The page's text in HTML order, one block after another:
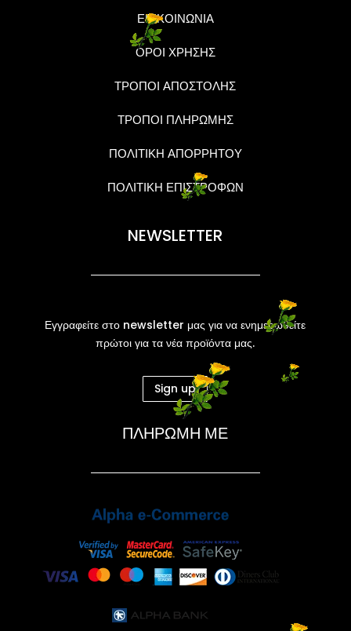
ΕΠΙΚΟΙΝΩΝΙΑ
ΟΡΟΙ ΧΡΗΣΗΣ
ΤΡΟΠΟΙ ΑΠΟΣΤΟΛΗΣ
ΤΡΟΠΟΙ ΠΛΗΡΩΜΗΣ
ΠΟΛΙΤΙΚΗ ΑΠΟΡΡΗΤΟΥ
ΠΟΛΙΤΙΚΗ ΕΠΙΣΤΡΟΦΩΝ
NEWSLETTER
Εγγραφείτε στο newsletter μας για να ενημερωθείτε
πρώτοι για τα νέα προϊόντα μας.
Sign up
ΠΛΗΡΩΜΗ ΜΕ